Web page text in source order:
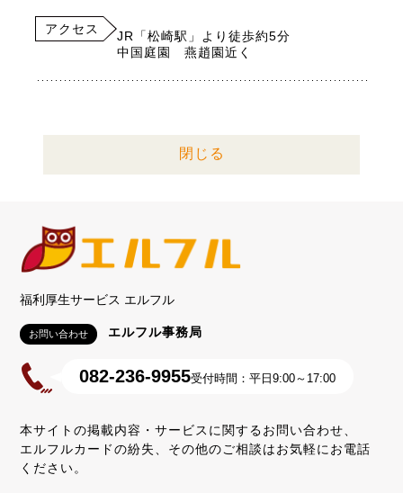
アクセス
JR「松崎駅」より徒歩約5分
中国庭園 燕趙園近く
閉じる
福利厚生サービス エルフル
お問い合わせ エルフル事務局
082-236-9955受付時間：平日9:00～17:00
本サイトの掲載内容・サービスに関するお問い合わせ、
エルフルカードの紛失、その他のご相談はお気軽にお電話
ください。